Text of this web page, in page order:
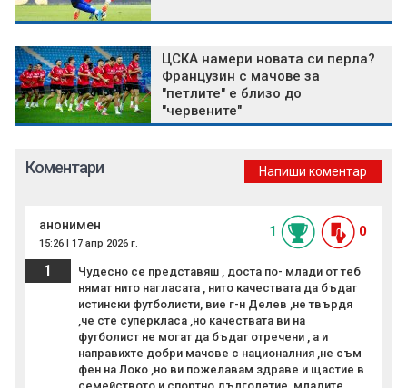
ЦСКА намери новата си перла?
Французин с мачове за
"петлите" е близо до
"червените"
Коментари Напиши коментар
анонимен
15:26 | 17 апр 2026 г.
1 0
1
Чудесно се представяш , доста по- млади от теб
нямат нито нагласата , нито качествата да бъдат
истински футболисти, вие г-н Делев ,не твърдя
,че сте суперкласа ,но качествата ви на
футболист не могат да бъдат отречени , а и
направихте добри мачове с националния ,не съм
фен на Локо ,но ви пожелавам здраве и щастие в